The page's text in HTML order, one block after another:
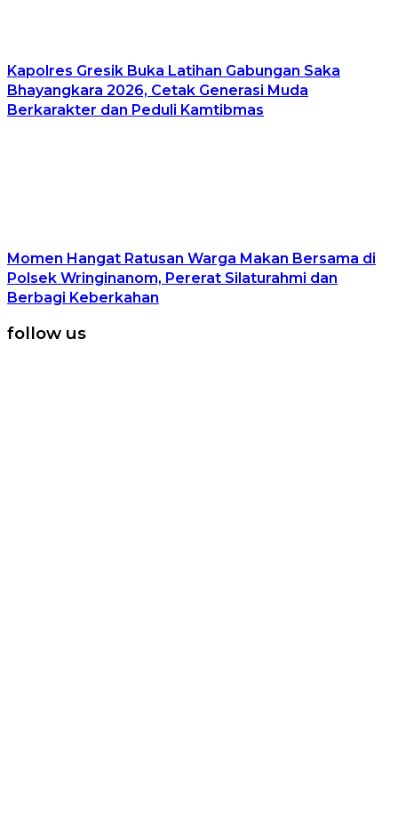
Kapolres Gresik Buka Latihan Gabungan Saka
Bhayangkara 2026, Cetak Generasi Muda
Berkarakter dan Peduli Kamtibmas
Momen Hangat Ratusan Warga Makan Bersama di
Polsek Wringinanom, Pererat Silaturahmi dan
Berbagi Keberkahan
follow us